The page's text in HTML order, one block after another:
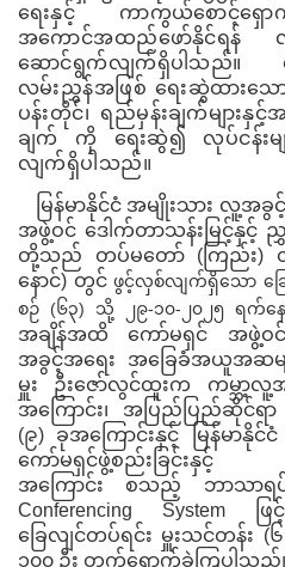
ရေးနှင့် ကာကွယ်စောင့်ရှေ
အကောင်အထည်ဖော်နိုင်ရန်
ဆောင်ရွက်လျက်ရှိပါသည်။
လမ်းညွှန်အဖြစ် ရေးဆွဲထားသေ
ပန်းတိုင်၊ ရည်မှန်းချက်မျာ
ချက် ကို ရေးဆွဲ၍ လုပ်ငန်းမ
လျက်ရှိပါသည်။
မြန်မာနိုင်ငံ အမျိုးသား လူ့အ
အဖွဲ့ဝင် ဒေါက်တာသန်းမြင့်နှင့် ညွှ
တို့သည် တပ်မတော် (ကြည်း) တို
နောင်) တွင် ဖွင့်လှစ်လျက်ရှိသော ခြ
စဉ် (၆၃) သို့ ၂၉-၁၀-၂၀၂၅ ရက်နေ့
အချိန်အထိ ကော်မရှင် အဖွဲ့ဝ
အခွင့်အရေး အခြေခံအယူအဆမျ
မှူး ဦးဇော်လွင်ထူးက
ကမ္ဘာ့လူ့
အကြောင်း၊ အပြည်ပြည်ဆိုင်ရာ
(၉) ခုအကြောင်းနှင့်
မြန်မာနို
ကော်မရှင်ဖွဲ့စည်းခြင်းနှင့် လု
အကြောင်း စသည့် ဘာသာရပ်
Conferencing
System
ဖ
ခြေလျင်တပ်ရင်း မှူးသင်တန်း (၆
၁၀၀ ဦး တက်ရောက်ခဲ့ကြပါသည်